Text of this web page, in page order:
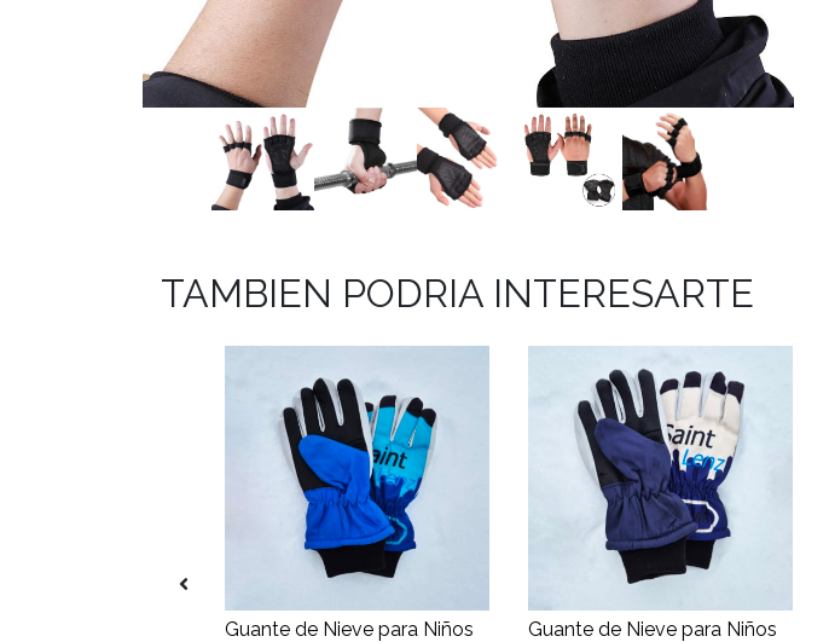
TAMBIEN PODRIA INTERESARTE
Guante de Nieve para Niños
Guante de Nieve para Niños